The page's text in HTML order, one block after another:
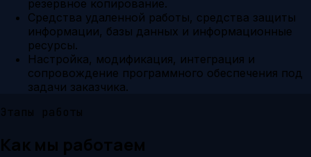
резервное копирование.
Средства удаленной работы, средства защиты
информации, базы данных и информационные
ресурсы.
Настройка, модификация, интеграция и
сопровождение программного обеспечения под
задачи заказчика.
Этапы работы
Как мы работаем